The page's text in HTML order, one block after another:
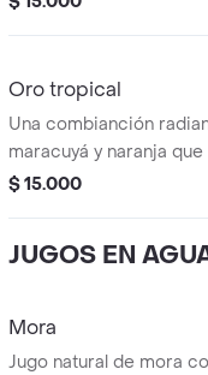
en cada sorbo!
Oro tropical
Una combianción
maracuyá y naranja
sorbo con frescura y
tesoro mas refrescante
$ 15.000
JUGOS EN
Mora
Jugo natural de mora